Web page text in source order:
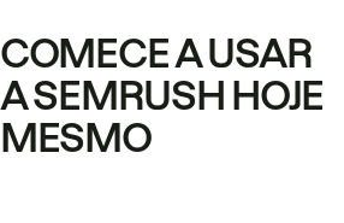
COMECE A USAR
A SEMRUSH HOJE
MESMO